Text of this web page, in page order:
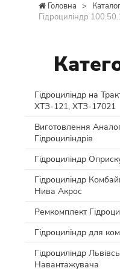
Головна >
Гідроциліндр
Гідроциліндр на
ХТЗ-121, ХТЗ-17021
Виготовлення
Гідроциліндрів
Гідроциліндр
Гідроциліндр
Нива Акрос
Ремкомплект
Гідроциліндр для
Гідроциліндр
Навантажувача